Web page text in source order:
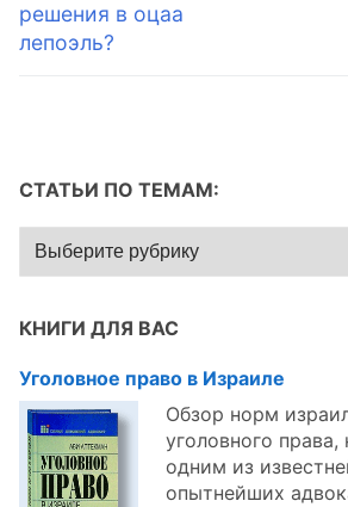
решения в оцаа
лепоэль?
СТАТЬИ ПО ТЕМАМ:
Статьи
по
КНИГИ ДЛЯ ВАС
Уголовное право в Израиле
Обзор норм
уголовного права,
одним из
опытнейших